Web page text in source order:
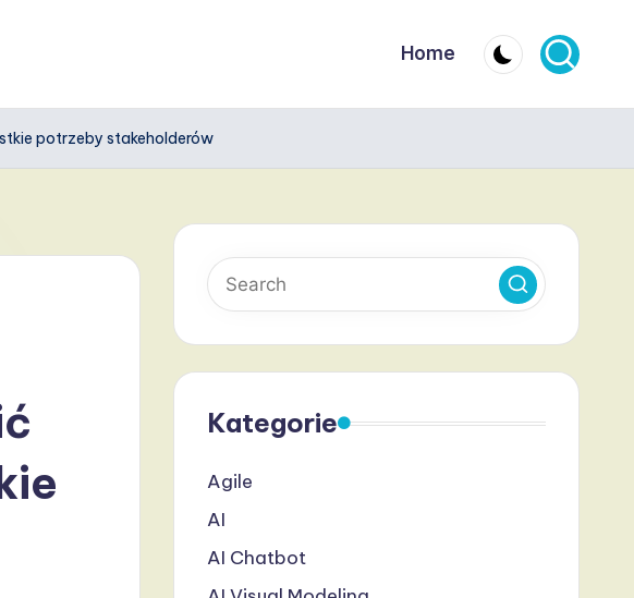
Home
potrzeby stakeholderów
Kategorie
Agile
AI
AI Chatbot